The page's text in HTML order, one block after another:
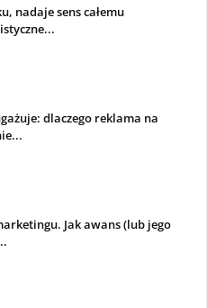
nadaje sens całemu
dlaczego reklama na
Jak awans (lub jego